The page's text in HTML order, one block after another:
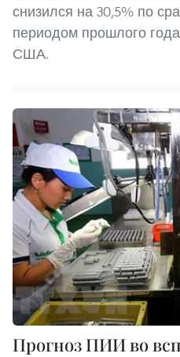
снизился на 30,5% по
периодом прошлого
США.
Прогноз ПИИ во